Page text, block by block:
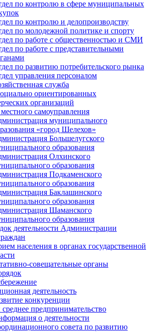
по контролю в сфере муниципальных
по контролю и делопроизводству
по молодежной политике и спорту
по работе с общественностью и СМИ
по работе с представительными
по развитию потребительского рынка
управления персоналом
служба
ориентированных
организаций
самоуправления
муниципального
«город Шелехов»
Большелугского
образования
Олхинского
образования
Подкаменского
образования
Баклашинского
образования
Шаманского
образования
деятельности Администрации
населения в органах государственной
совещательные органы
деятельность
конкуренции
предпринимательство
о деятельности
совета по развитию